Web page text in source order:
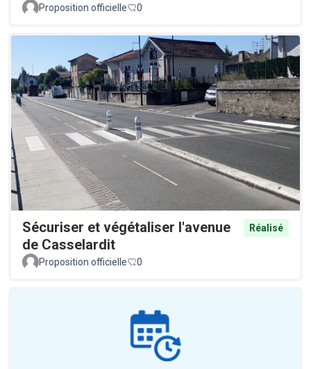
Proposition officielle 0
Sécuriser et végétaliser l'avenue
de Casselardit
Réalisé
Proposition officielle 0